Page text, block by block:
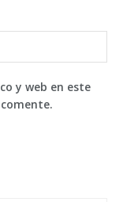
y web en este